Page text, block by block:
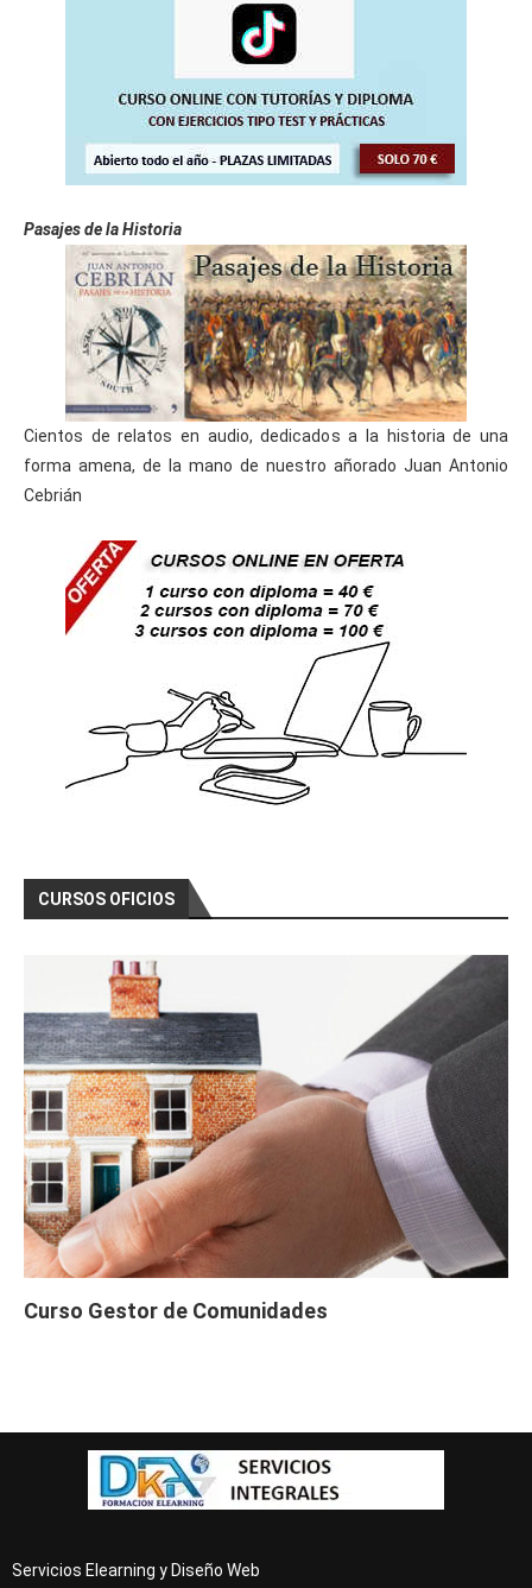
Pasajes de la Historia
Cientos de relatos en audio, dedicados a la historia de una
forma amena, de la mano de nuestro añorado Juan Antonio
Cebrián
CURSOS OFICIOS
Curso Gestor de Comunidades
Servicios Elearning y Diseño Web